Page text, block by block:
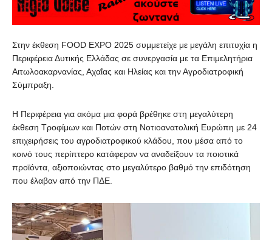
Στην έκθεση FOOD EXPO 2025 συμμετείχε με μεγάλη επιτυχία η
Περιφέρεια Δυτικής Ελλάδας σε συνεργασία με τα Επιμελητήρια
Αιτωλοακαρνανίας, Αχαΐας και Ηλείας και την Αγροδιατροφική
Σύμπραξη.
Η Περιφέρεια για ακόμα μια φορά βρέθηκε στη μεγαλύτερη
έκθεση Τροφίμων και Ποτών στη Νοτιοανατολική Ευρώπη με 24
επιχειρήσεις του αγροδιατροφικού κλάδου, που μέσα από το
κοινό τους περίπτερο κατάφεραν να αναδείξουν τα ποιοτικά
προϊόντα, αξιοποιώντας στο μεγαλύτερο βαθμό την επιδότηση
που έλαβαν από την ΠΔΕ.